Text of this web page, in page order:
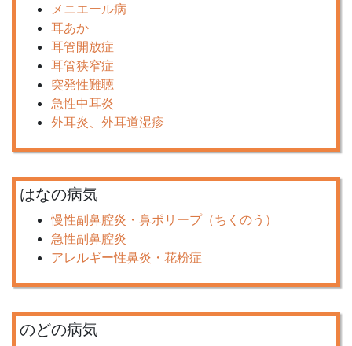
メニエール病
耳あか
耳管開放症
耳管狭窄症
突発性難聴
急性中耳炎
外耳炎、外耳道湿疹
はなの病気
慢性副鼻腔炎・鼻ポリープ（ちくのう）
急性副鼻腔炎
アレルギー性鼻炎・花粉症
のどの病気